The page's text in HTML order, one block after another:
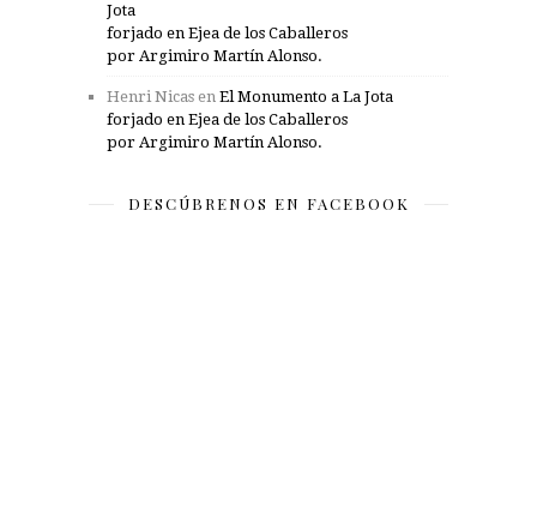
Jota
forjado en Ejea de los Caballeros
por Argimiro Martín Alonso.
Henri Nicas en El Monumento a La Jota
forjado en Ejea de los Caballeros
por Argimiro Martín Alonso.
DESCÚBRENOS EN FACEBOOK